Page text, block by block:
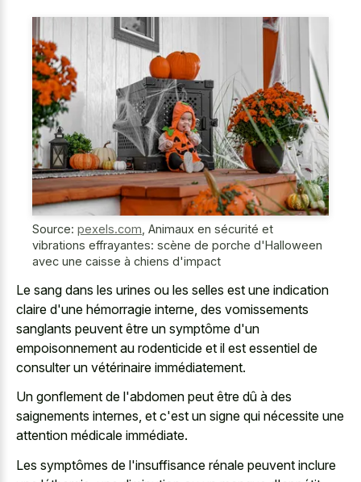
Source: pexels.com Animaux en sécurité et
vibrations effrayantes: scène de porche d'Halloween
avec une caisse à chiens d'impact
Le sang dans les urines ou les selles est une indication
claire d'une hémorragie interne, des vomissements
sanglants peuvent être un symptôme d'un
empoisonnement au rodenticide et il est essentiel de
consulter un vétérinaire immédiatement.
Un gonflement de l'abdomen peut être dû à des
saignements internes, et c'est un signe qui nécessite une
attention médicale immédiate.
Les symptômes de l'insuffisance rénale peuvent inclure